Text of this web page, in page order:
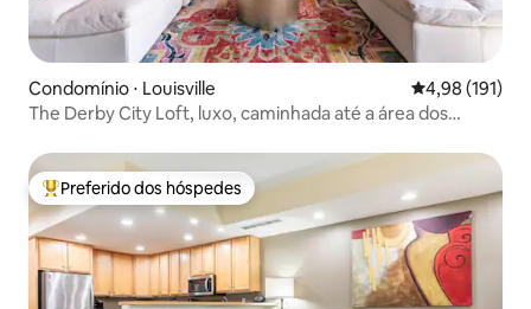
Condomínio ⋅ Louisville 4,98 de uma
4,98 (191)
The Derby City Loft, luxo, caminhada até a área dos
Entre os melhores preferidos dos hóspedes
Preferido dos hóspedes